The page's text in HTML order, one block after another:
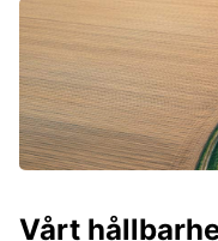
Vårt